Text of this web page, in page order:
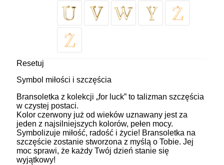
Resetuj
Symbol miłości i szczęścia
Bransoletka z kolekcji „for luck” to talizman szczęścia
w czystej postaci.
Kolor czerwony już od wieków uznawany jest za
jeden z najsilniejszych kolorów, pełen mocy.
Symbolizuje miłość, radość i życie! Bransoletka na
szczęście zostanie stworzona z myślą o Tobie. Jej
moc sprawi, że każdy Twój dzień stanie się
wyjątkowy!